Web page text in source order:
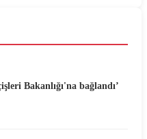
Bakanlığı'na bağlandı’